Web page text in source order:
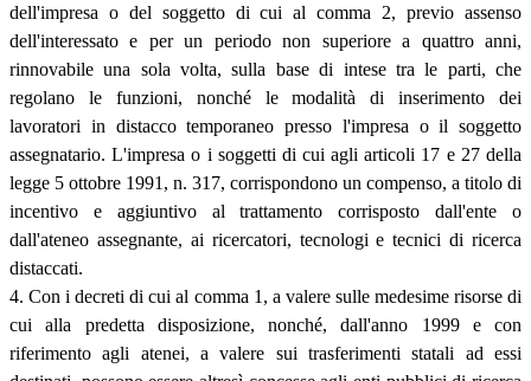
dell'impresa o del soggetto di cui al comma 2, previo assenso
dell'interessato e per un periodo non superiore a quattro anni,
rinnovabile una sola volta, sulla base di intese tra le parti, che
regolano le funzioni, nonché le modalità di inserimento dei
lavoratori in distacco temporaneo presso l'impresa o il soggetto
assegnatario. L'impresa o i soggetti di cui agli articoli 17 e 27 della
legge 5 ottobre 1991, n. 317, corrispondono un compenso, a titolo di
incentivo e aggiuntivo al trattamento corrisposto dall'ente o
dall'ateneo assegnante, ai ricercatori, tecnologi e tecnici di ricerca
distaccati.
4. Con i decreti di cui al comma 1, a valere sulle medesime risorse di
cui alla predetta disposizione, nonché, dall'anno 1999 e con
riferimento agli atenei, a valere sui trasferimenti statali ad essi